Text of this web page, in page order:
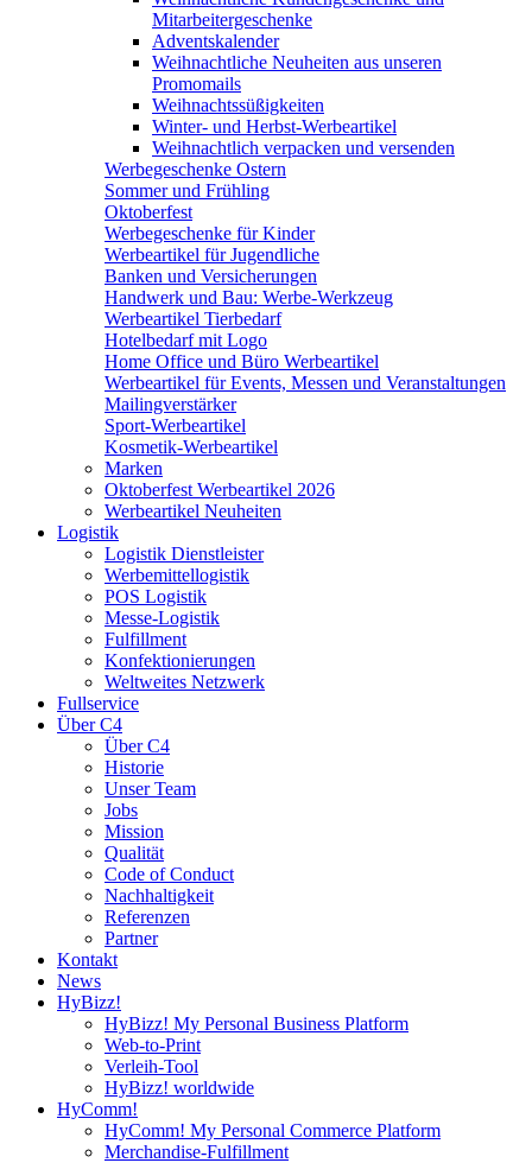
Mitarbeitergeschenke
Adventskalender
Weihnachtliche Neuheiten aus unseren
Promomails
Weihnachtssüßigkeiten
Winter- und Herbst-Werbeartikel
Weihnachtlich verpacken und versenden
Werbegeschenke Ostern
Sommer und Frühling
Oktoberfest
Werbegeschenke für Kinder
Werbeartikel für Jugendliche
Banken und Versicherungen
Handwerk und Bau: Werbe-Werkzeug
Werbeartikel Tierbedarf
Hotelbedarf mit Logo
Home Office und Büro Werbeartikel
Werbeartikel für Events, Messen und Veranstaltungen
Mailingverstärker
Sport-Werbeartikel
Kosmetik-Werbeartikel
Marken
Oktoberfest Werbeartikel 2026
Werbeartikel Neuheiten
Logistik
Logistik Dienstleister
Werbemittellogistik
POS Logistik
Messe-Logistik
Fulfillment
Konfektionierungen
Weltweites Netzwerk
Fullservice
Über C4
Über C4
Historie
Unser Team
Jobs
Mission
Qualität
Code of Conduct
Nachhaltigkeit
Referenzen
Partner
Kontakt
News
HyBizz!
HyBizz! My Personal Business Platform
Web-to-Print
Verleih-Tool
HyBizz! worldwide
HyComm!
HyComm! My Personal Commerce Platform
Merchandise-Fulfillment